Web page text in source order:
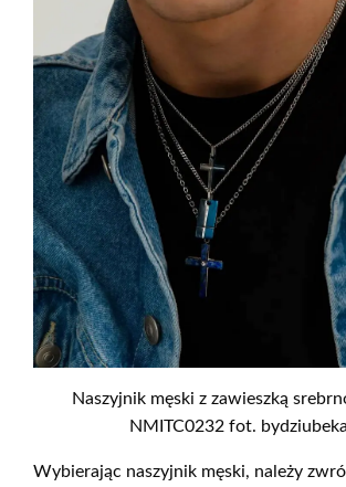
Naszyjnik męski z zawieszką
NMITC0232 fot.
Wybierając naszyjnik męski, należy